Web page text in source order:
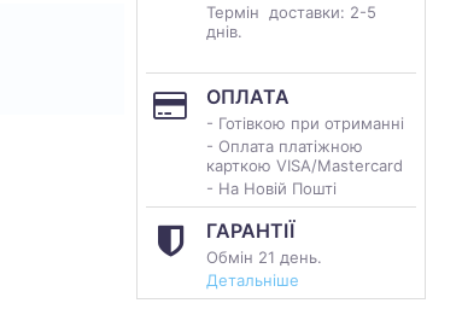
Термін доставки: 2-5
днів.
ОПЛАТА
- Готівкою при отриманні
- Оплата платіжною
карткою VISA/Mastercard
- На Новій Пошті
ГАРАНТІЇ
Обмін 21 день.
Детальніше